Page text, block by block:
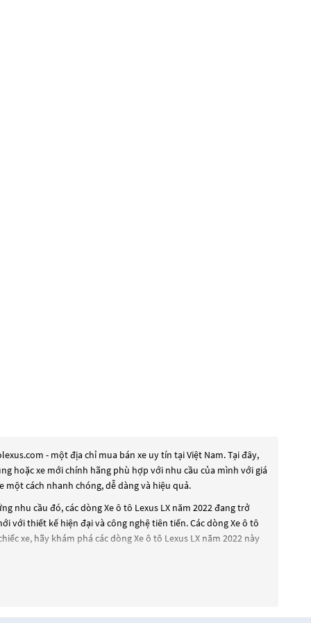
- một địa chỉ mua bán xe uy tín tại Việt Nam. Tại đây,
hoặc xe mới chính hãng phù hợp với nhu cầu của mình với giá
cách nhanh chóng, dễ dàng và hiệu quả.
nhu cầu đó, các dòngXe ô tô Lexus LX năm 2022đang trở
với thiết kế hiện đại và công nghệ tiên tiến. Các dòngXe ô tô
xe, hãy khám phá các dòngXe ô tô Lexus LX năm 2022 này